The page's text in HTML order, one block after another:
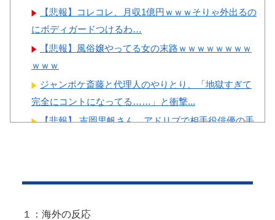
Powered by livedoor 相互RSS
性接待問題のとんでもない言い
だろこれ…（ﾌﾞﾙﾌﾞﾙ」＝韓国
韓国が独自開発したと自慢す
る甘いトマト、実はそこら辺の
トマトに砂糖水を注入していた
【悲報】コレコレ、月収1億円ｗｗｗそりゃ外出るの
にボディガードつけるわ…
【悲報】風俗嬢やってる女の末路ｗｗｗｗｗｗｗｗ
ｗｗｗ
ジャンポケ斎藤と代理人のやりとり、「地獄すぎて
完全にコントになってる……」と衝撃...
【悲報】 吉岡里帆さん、アドリブで相手役俳優の手
に置いてもらっている状態です。行為...
１：海外の反応